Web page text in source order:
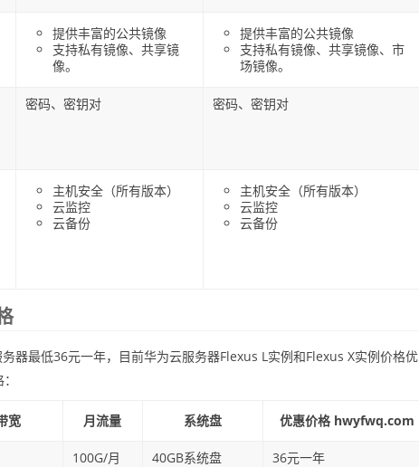
提供丰富的公共镜像
支持私有镜像、共享镜
像。
提供丰富的公共镜像
支持私有镜像、共享镜像、市
场镜像。
密码、密钥对 密码、密钥对
主机安全（所有版本）
云监控
云备份
主机安全（所有版本）
云监控
云备份
器最低36元一年，目前华为云服务器Flexus L实例和Flexus X实例价格优
宽 月流量 系统盘 优惠价格 hwyfwq.com
100G/月 40GB系统盘
36元一年